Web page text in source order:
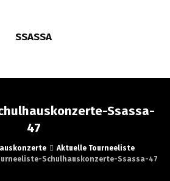
SSASSA
Ssassa-
47
Aktuelle Tourneeliste
Schulhauskonzerte-Ssassa-47